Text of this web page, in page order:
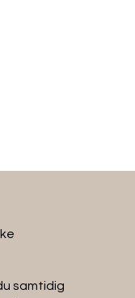
samtidig